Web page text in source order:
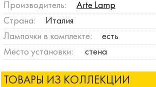
Производитель:
Arte Lamp
Страна:
Италия
Лампочки в комплекте:
есть
Место установки:
стена
ТОВАРЫ ИЗ КОЛЛЕКЦИИ